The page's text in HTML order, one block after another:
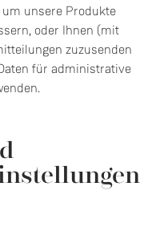
unsere Produkte
oder Ihnen (mit
zuzusenden
für administrative